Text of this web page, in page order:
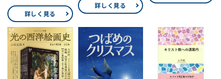
詳しく見る
詳しく見る